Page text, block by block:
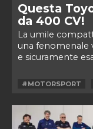
Questa
da 400 CV!
La umile
una fenomenale
e sicuramente
#MOTORSPORT